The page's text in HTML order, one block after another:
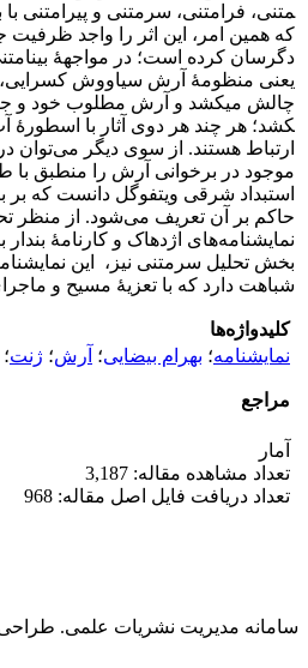
متنی، فرامتنی، سرمتنی و پیرامتنی
که همین امر، این اثر را واجد ظرفیت
دگرسان کرده است؛ در مواجهۀ
یعنی منظومۀ آرش سیاووش کسرایی،
کشد؛ هر چند هر دوی آثار با اسطورۀ
ارتباط هستند. از سوی دیگر می‌توان
موجود در برخوانی آرش را منطبق با
استبداد شرقی ویتفوگل دانست که بر
حاکم بر آن تعریف می‌شود. از منظر
نمایشنامه‌های اژدهاک و کارنامۀ
بخش تحلیل سرمتنی نیز، این
شباهت دارد که با تعزیۀ مسیح و
کلیدواژه‌ها
نمایشنامه؛ بهرام بیضایی؛ آرش؛ ژنت؛
مراجع
آمار
تعداد مشاهده مقاله: 3,187
تعداد دریافت فایل اصل مقاله: 968
سامانه مدیریت نشریات علمی. طراحی